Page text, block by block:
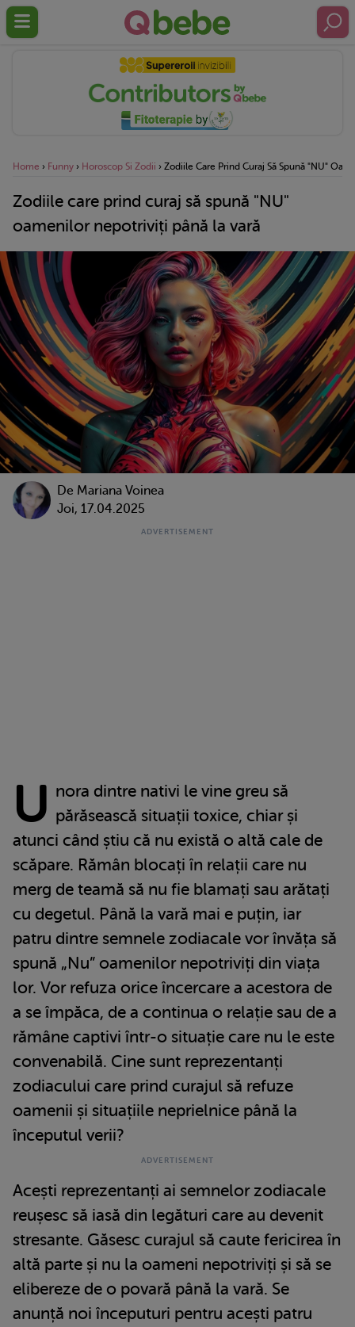
Home › Funny › Horoscop Si Zodii › Zodiile Care Prind Curaj Să Spună "NU"
Zodiile care prind curaj să spună "NU"
oamenilor nepotriviți până la vară
De Mariana Voinea
Joi, 17.04.2025
U nora dintre nativi le vine greu să
părăsească situații toxice, chiar și
atunci când știu că nu există o altă cale de
scăpare. Rămân blocați în relații care nu
merg de teamă să nu fie blamați sau arătați
cu degetul. Până la vară mai e puțin, iar
patru dintre semnele zodiacale vor învăța să
spună „Nu” oamenilor nepotriviți din viața
lor. Vor refuza orice încercare a acestora de
a se împăca, de a continua o relație sau de a
rămâne captivi într-o situație care nu le este
convenabilă. Cine sunt reprezentanți
zodiacului care prind curajul să refuze
oamenii și situațiile neprielnice până la
începutul verii?
Acești reprezentanți ai semnelor zodiacale
reușesc să iasă din legături care au devenit
stresante. Găsesc curajul să caute fericirea în
altă parte și nu la oameni nepotriviți și să se
elibereze de o povară până la vară. Se
anunță noi începuturi pentru acești patru